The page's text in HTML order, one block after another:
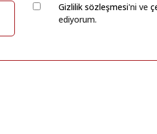
Gizlilik sözleşmesi'ni ve
ediyorum.